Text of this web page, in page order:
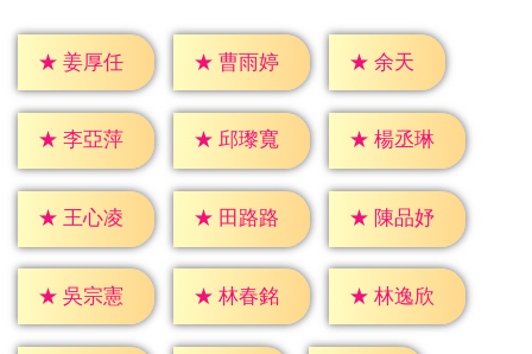
★ 姜厚任 ★ 曹雨婷 ★ 余天
★ 李亞萍 ★ 邱瓈寬 ★ 楊丞琳
★ 王心凌 ★ 田路路 ★ 陳品妤
★ 吳宗憲 ★ 林春銘 ★ 林逸欣